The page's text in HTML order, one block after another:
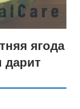
ягода
дарит